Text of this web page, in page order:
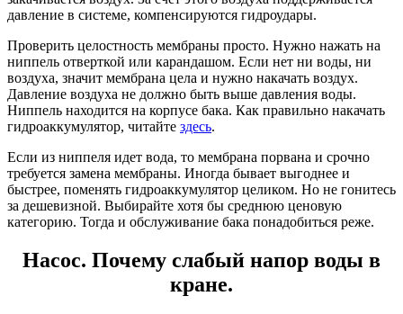
давление в системе, компенсируются гидроудары.
Проверить целостность мембраны просто. Нужно нажать на
ниппель отверткой или карандашом. Если нет ни воды, ни
воздуха, значит мембрана цела и нужно накачать воздух.
Давление воздуха не должно быть выше давления воды.
Ниппель находится на корпусе бака. Как правильно накачать
гидроаккумулятор, читайте здесь.
Если из ниппеля идет вода, то мембрана порвана и срочно
требуется замена мембраны. Иногда бывает выгоднее и
быстрее, поменять гидроаккумулятор целиком. Но не гонитесь
за дешевизной. Выбирайте хотя бы среднюю ценовую
категорию. Тогда и обслуживание бака понадобиться реже.
Насос. Почему слабый напор воды в
кране.